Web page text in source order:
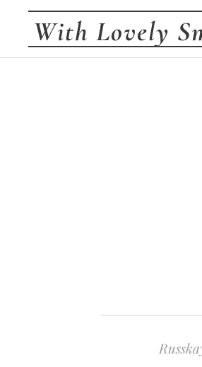
With Lovely